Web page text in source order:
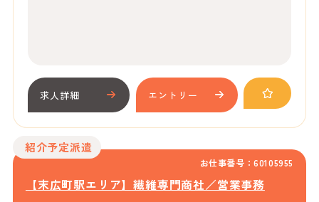
求人詳細 エントリー
お仕事番号：60105955
紹介予定派遣
【末広町駅エリア】繊維専門商社／営業事務